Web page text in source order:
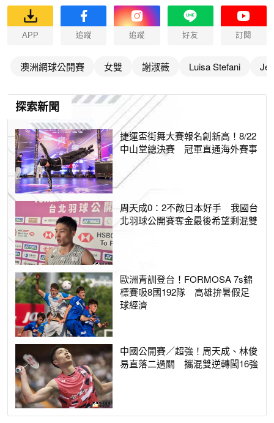
APP 追蹤 追蹤 好友 訂閱
澳洲網球公開賽 女雙 謝淑薇 Luisa Stefani
探索新聞
捷運盃街舞大賽報名創新高！8/22
中山堂總決賽 冠軍直通海外賽事
周天成0：2不敵日本好手 我國台
北羽球公開賽奪金最後希望剩混雙
歐洲青訓登台！FORMOSA 7s錦
標賽吸8國192隊 高雄拚暑假足
球經濟
中國公開賽／超強！周天成、林俊
易直落二過關 攜混雙逆轉闖16強